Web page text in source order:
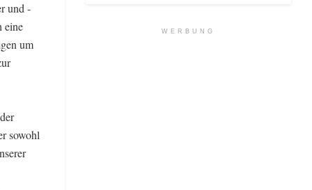
und -
eine
um
sowohl
WERBUNG